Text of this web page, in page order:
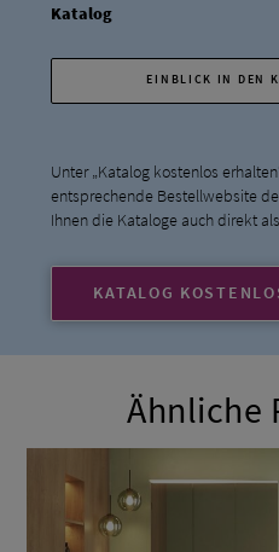
Katalog
EINBLICK IN DEN
Unter „Katalog kostenlos
entsprechende Bestellwebsite
Ihnen die Kataloge auch direkt
KATALOG
Ähnliche